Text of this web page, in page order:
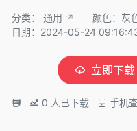
分类： 通用 颜色：灰
日期：2024-05-24
立即下载
0 人已下载 手机